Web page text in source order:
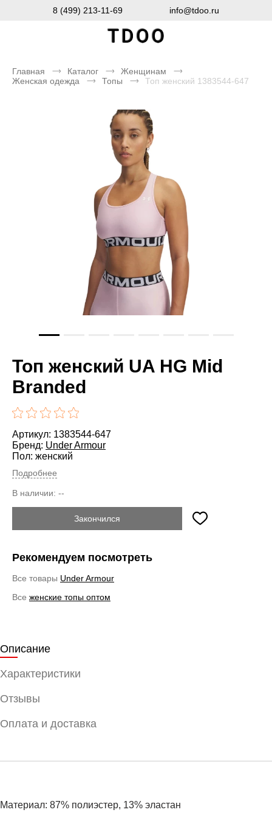
8 (499) 213-11-69 info@tdoo.ru
Главная Каталог
Женщинам
Женская одежда
Топы Топ женский 1383544-647
Топ женский UA HG Mid
Branded
Артикул: 1383544-647
Бренд: Under Armour
Пол: женский
Подробнее
В наличии: --
Закончился
Рекомендуем посмотреть
Все товары Under Armour
Все женские топы оптом
Описание
Характеристики
Отзывы
Оплата и доставка
Материал: 87% полиэстер, 13% эластан